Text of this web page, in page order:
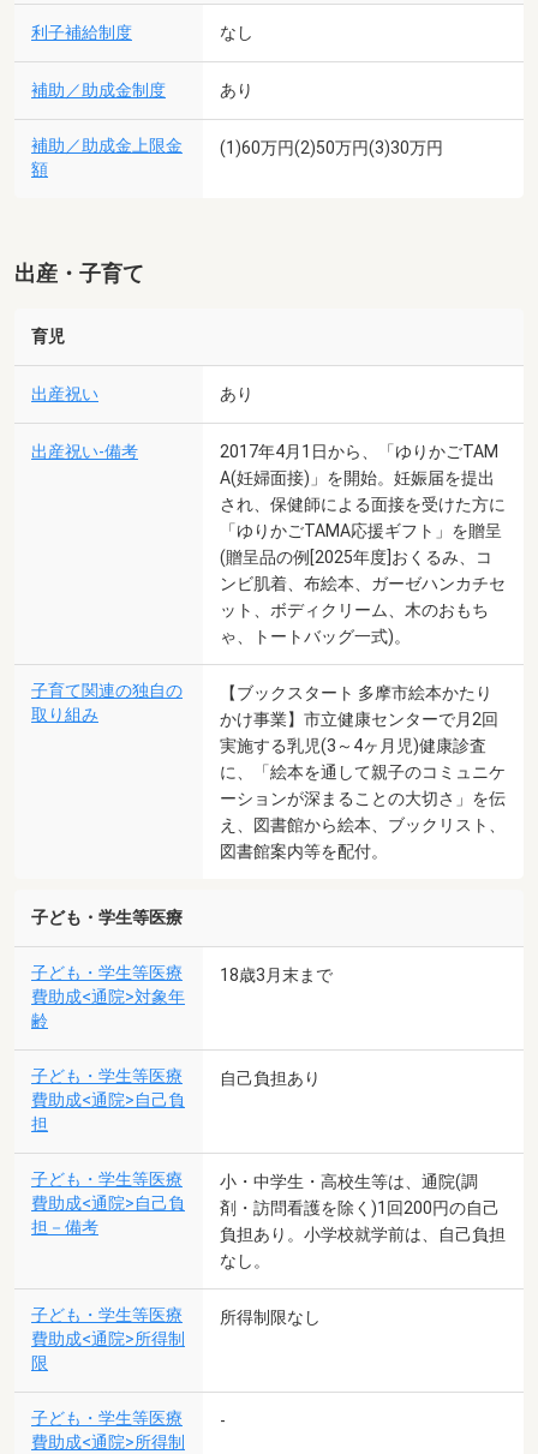
利子補給制度 なし
補助／助成金制度 あり
補助／助成金上限金
額
(1)60万円(2)50万円(3)30万円
出産・子育て
育児
出産祝い あり
出産祝い-備考
2017年4月1日から、「ゆりかごTAM
A(妊婦面接)」を開始。妊娠届を提出
され、保健師による面接を受けた方に
「ゆりかごTAMA応援ギフト」を贈呈
(贈呈品の例[2025年度]おくるみ、コ
ンビ肌着、布絵本、ガーゼハンカチセ
ット、ボディクリーム、木のおもち
ゃ、トートバッグ一式)。
子育て関連の独自の
取り組み
【ブックスタート 多摩市絵本かたり
かけ事業】市立健康センターで月2回
実施する乳児(3～4ヶ月児)健康診査
に、「絵本を通して親子のコミュニケ
ーションが深まることの大切さ」を伝
え、図書館から絵本、ブックリスト、
図書館案内等を配付。
子ども・学生等医療
子ども・学生等医療
費助成<通院>対象年
齢
18歳3月末まで
子ども・学生等医療
費助成<通院>自己負
担
自己負担あり
子ども・学生等医療
費助成<通院>自己負
担－備考
小・中学生・高校生等は、通院(調
剤・訪問看護を除く)1回200円の自己
負担あり。小学校就学前は、自己負担
なし。
子ども・学生等医療
費助成<通院>所得制
限
所得制限なし
子ども・学生等医療
費助成<通院>所得制
-